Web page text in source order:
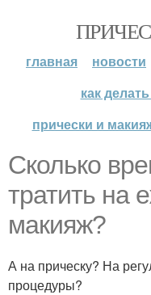
главная новости
как
прически и
Сколько
тратить на
макияж?
А на прическу? На
процедуры?